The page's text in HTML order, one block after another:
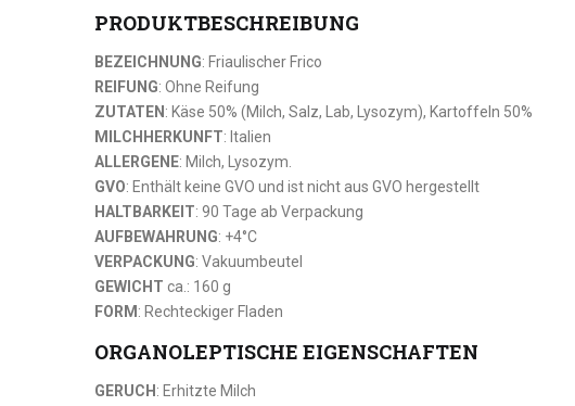
PRODUKTBESCHREIBUNG
BEZEICHNUNG: Friaulischer Frico
REIFUNG: Ohne Reifung
ZUTATEN : Käse 50% (Milch, Salz, Lab, Lysozym), Kartoffeln 50%
MILCHHERKUNFT: Italien
ALLERGENE: Milch, Lysozym.
GVO: Enthält keine GVO und ist nicht aus GVO hergestellt
HALTBARKEIT: 90 Tage ab Verpackung
AUFBEWAHRUNG: +4°C
VERPACKUNG: Vakuumbeutel
GEWICHT ca.: 160 g
FORM : Rechteckiger Fladen
ORGANOLEPTISCHE EIGENSCHAFTEN
GERUCH : Erhitzte Milch